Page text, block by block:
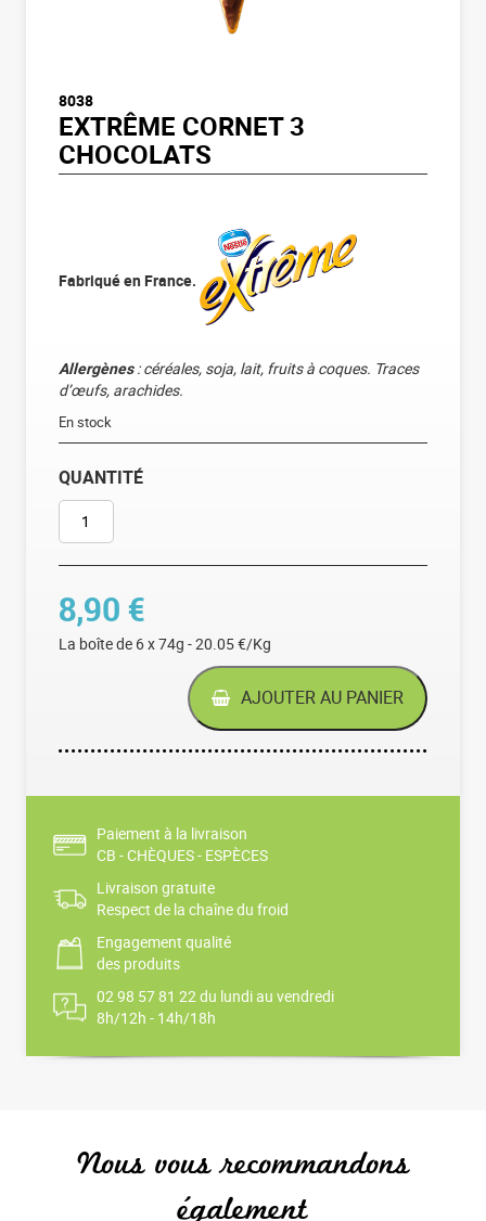
8038
EXTRÊME CORNET 3
CHOCOLATS
Fabriqué en France.
Allergènes: céréales, soja, lait, fruits à coques. Traces
d’œufs, arachides.
En stock
QUANTITÉ
QUANTITÉ DE EXTRÊME CORNET 3 CHOCOLATS
8,90€
La boîte de 6 x 74g - 20.05 €/Kg
AJOUTER AU PANIER
Paiement à la livraison
CB - CHÈQUES - ESPÈCES
Livraison gratuite
Respect de la chaîne du froid
Engagement qualité
des produits
02 98 57 81 22 du lundi au vendredi
8h/12h - 14h/18h
Nous vous recommandons
également